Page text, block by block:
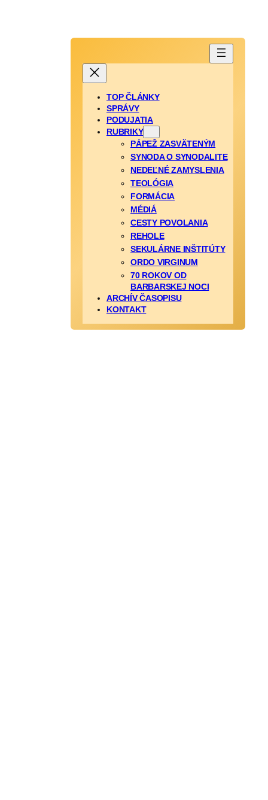
TOP ČLÁNKY
SPRÁVY
PODUJATIA
RUBRIKY
PÁPEŽ ZASVÄTENÝM
SYNODA O SYNODALITE
NEDEĽNÉ ZAMYSLENIA
TEOLÓGIA
FORMÁCIA
MÉDIÁ
CESTY POVOLANIA
REHOLE
SEKULÁRNE INŠTITÚTY
ORDO VIRGINUM
70 ROKOV OD
BARBARSKEJ NOCI
ARCHÍV ČASOPISU
KONTAKT